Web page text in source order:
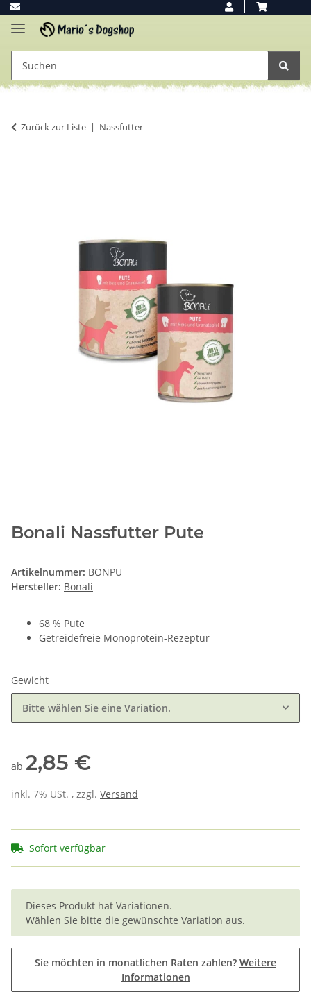
Zurück zur Liste Nassfutter
Bonali Nassfutter Pute
Artikelnummer: BONPU
Hersteller: Bonali
68 % Pute
Getreidefreie Monoprotein-Rezeptur
Gewicht
Bitte wählen Sie eine Variation.
ab 2,85 €
inkl. 7% USt. , zzgl. Versand
Sofort verfügbar
x
Dieses Produkt hat Variationen.
Wählen Sie bitte die gewünschte Variation aus.
Sie möchten in monatlichen Raten zahlen? Weitere
Informationen